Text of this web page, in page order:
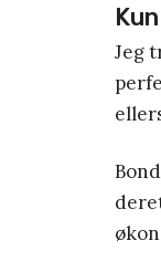
Jeg